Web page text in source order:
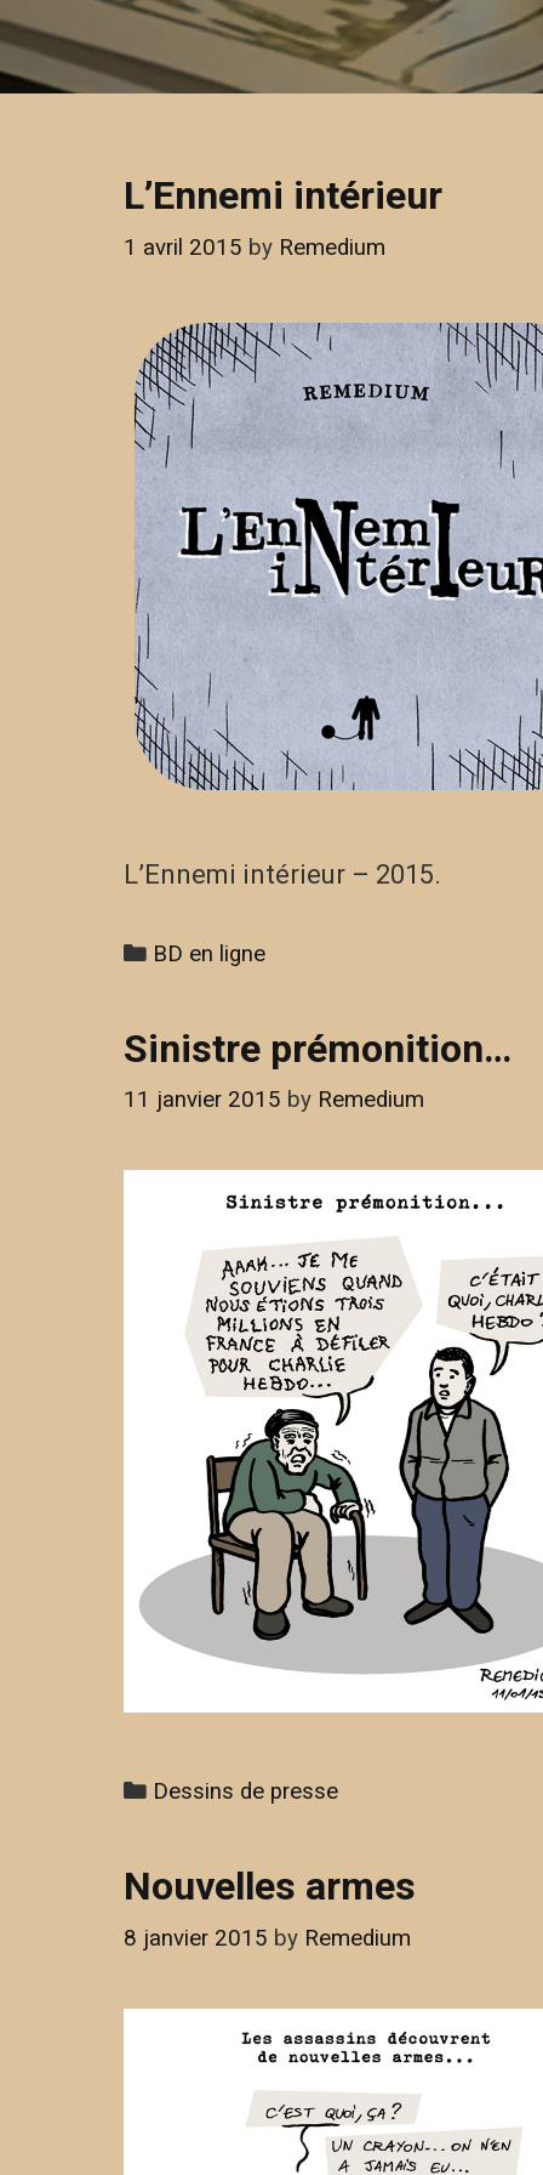
L’Ennemi intérieur
1 avril 2015 by Remedium
L’Ennemi intérieur – 2015.
Categories
BD en ligne
Sinistre prémonition…
11 janvier 2015 by Remedium
Categories
Dessins de presse
Nouvelles armes
8 janvier 2015 by Remedium